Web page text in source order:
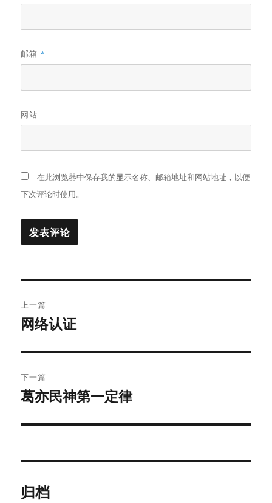
邮箱 *
网站
在此浏览器中保存我的显示名称、邮箱地址和网站地址，以便
下次评论时使用。
章
航
上一篇
上
文
章：
网络认证
下一篇
下
文
葛亦民神第一定律
归档